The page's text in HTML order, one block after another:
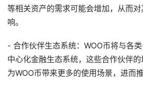
等相关资产的需求可能会增加，从而
响。
- 合作伙伴生态系统：WOO币将与各
中心化金融生态系统，这些合作伙伴
为WOO币带来更多的使用场景，进而